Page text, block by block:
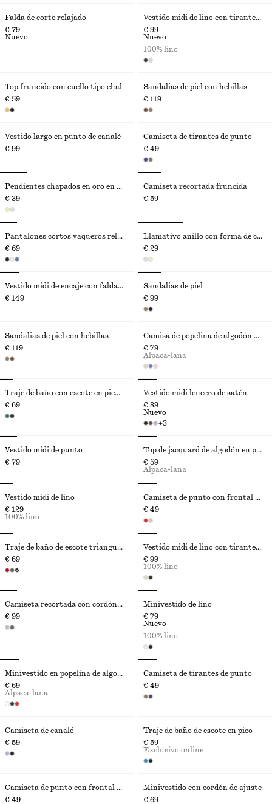
Falda de corte relajado
€ 79
Nuevo
Vestido midi de lino con tirante retorcido
€ 99
Nuevo
100% lino
Top fruncido con cuello tipo chal
€ 59
Sandalias de piel con hebillas
€ 119
Vestido largo en punto de canalé
€ 99
Camiseta de tirantes de punto
€ 49
Pendientes chapados en oro en forma de caracol
€ 39
Camiseta recortada fruncida
€ 59
Pantalones cortos vaqueros relaxed fit
€ 69
Llamativo anillo con forma de caracola
€ 29
Vestido midi de encaje con falda cortada al bies
€ 149
Sandalias de piel
€ 99
Sandalias de piel con hebillas
€ 119
Camisa de popelina de algodón con cordón de ajuste
€ 79
Alpaca-lana
Traje de baño con escote en pico y espalda cruzada
€ 69
Vestido midi lencero de satén
€ 89
+3
Nuevo
Vestido midi de punto
€ 79
Top de jacquard de algodón en punto pointelle
€ 59
Alpaca-lana
Vestido midi de lino
€ 129
100% lino
Camiseta de punto con frontal abotonado
€ 49
Traje de baño de escote triangular
€ 69
Vestido midi de lino con tirante retorcido
€ 99
100% lino
Camiseta recortada con cordón de ajuste
€ 99
Minivestido de lino
€ 79
Nuevo
100% lino
Minivestido en popelina de algodón fruncido
€ 69
Alpaca-lana
Camiseta de tirantes de punto
€ 49
Camiseta de canalé
€ 59
Traje de baño de escote en pico
€ 59
Exclusivo online
Camiseta de punto con frontal abotonado
€ 49
Minivestido con cordón de ajuste
€ 69